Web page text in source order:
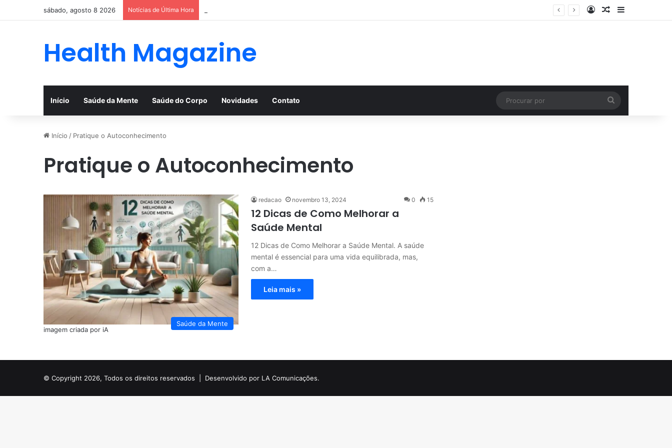
sábado, agosto 8 2026 Notícias de Última Hora EntrarArtigo aleatório
Barra Lateral
Health Magazine
Início Saúde da Mente Saúde do Corpo Novidades Contato
por
Início / Pratique o Autoconhecimento
Pratique o Autoconhecimento
Saúde da Mente
imagem criada por iA
redacao novembro 13, 2024 0 15
12 Dicas de Como Melhorar a
Saúde Mental
12 Dicas de Como Melhorar a Saúde Mental. A saúde
mental é essencial para uma vida equilibrada, mas,
com a…
Leia mais »
© Copyright 2026, Todos os direitos reservados | Desenvolvido por LA Comunicações.